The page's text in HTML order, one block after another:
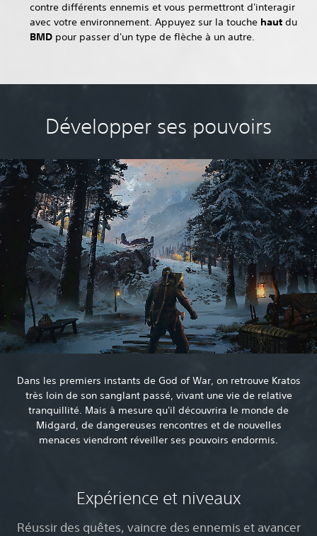
contre différents ennemis et vous permettront d'interagir
avec votre environnement. Appuyez sur la touche haut du
BMD pour passer d'un type de flèche à un autre.
Développer ses pouvoirs
Dans les premiers instants de God of War, on retrouve Kratos
très loin de son sanglant passé, vivant une vie de relative
tranquillité. Mais à mesure qu'il découvrira le monde de
Midgard, de dangereuses rencontres et de nouvelles
menaces viendront réveiller ses pouvoirs endormis.
Expérience et niveaux
Réussir des quêtes, vaincre des ennemis et avancer